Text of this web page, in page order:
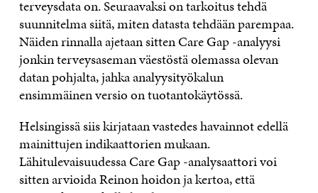
terveysdata on. Seuraavaksi on tarkoitus tehdä
suunnitelma siitä, miten datasta tehdään parempaa.
Näiden rinnalla ajetaan sitten Care Gap -analyysi
jonkin terveysaseman väestöstä olemassa olevan
datan pohjalta, jahka analyysityökalun
ensimmäinen versio on tuotantokäytössä.
Helsingissä siis kirjataan vastedes havainnot edellä
mainittujen indikaattorien mukaan.
Lähitulevaisuudessa Care Gap -analysaattori voi
sitten arvioida Reinon hoidon ja kertoa, että